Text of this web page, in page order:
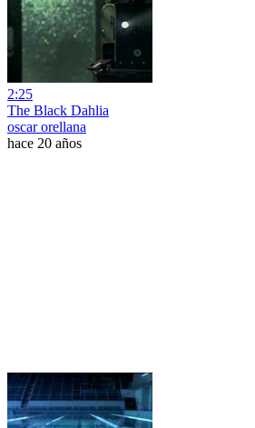
2:25
The Black Dahlia
oscar orellana
hace 20 años